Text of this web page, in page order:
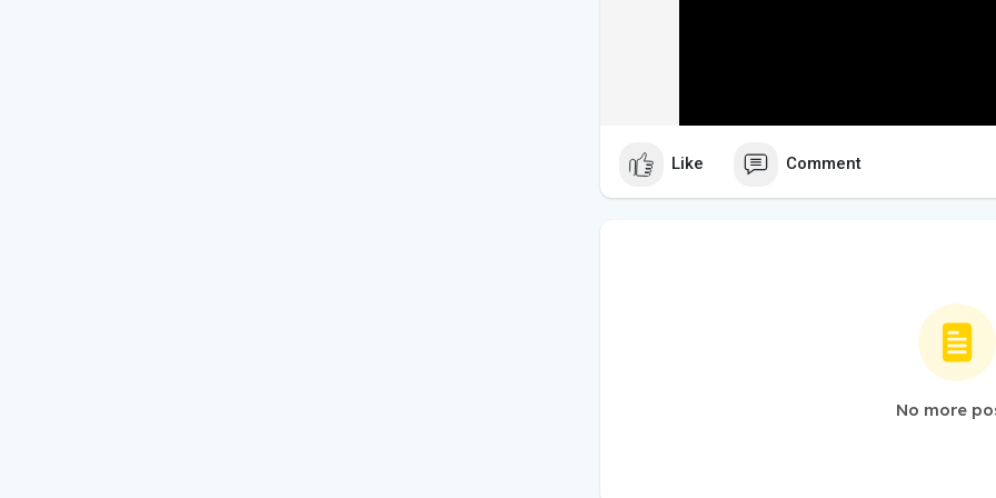
Like Comment
No more